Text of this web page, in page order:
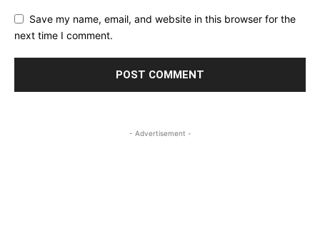
Save my name, email, and website in this browser for the
next time I comment.
- Advertisement -